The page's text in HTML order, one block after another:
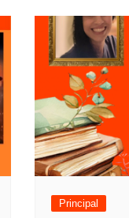
Principal